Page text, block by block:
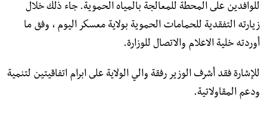
للوافدين على المحطة للمعالجة بالمياه الحموية. جاء ذلك خلال
زيارته التفقدية للحمامات الحموية بولاية معسكر اليوم ، وفق ما
أوردته خلية الاعلام والاتصال للوزارة.
للإشارة فقد أشرف الوزير رفقة والي الولاية على ابرام اتفاقيتين لتنمية
ودعم المقاولاتية.